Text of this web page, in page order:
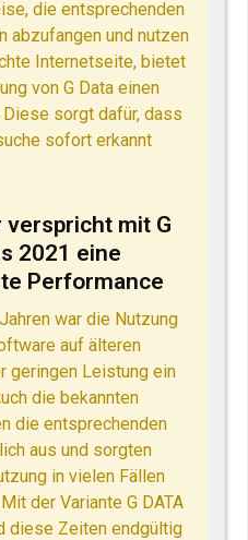
die entsprechenden
abzufangen und nutzen
Internetseite, bietet
von G Data einen
sorgt dafür, dass
sofort erkannt
verspricht mit G
2021 eine
Performance
war die Nutzung
auf älteren
geringen Leistung ein
die bekannten
die entsprechenden
aus und sorgten
in vielen Fällen
der Variante G DATA
diese Zeiten endgültig